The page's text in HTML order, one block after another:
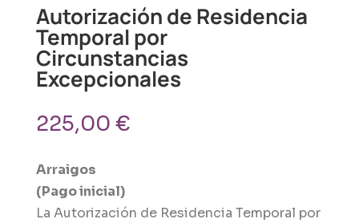
Autorización de Residencia
Temporal por
Circunstancias
Excepcionales
225,00 €
Arraigos
(Pago inicial)
La Autorización de Residencia Temporal por